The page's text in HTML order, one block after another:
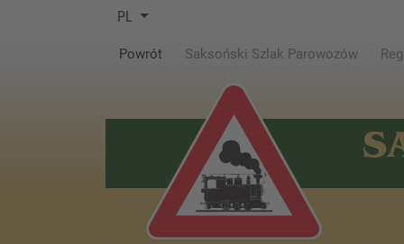
PL
Powrót (current)
Saksoński Szlak Parowozów